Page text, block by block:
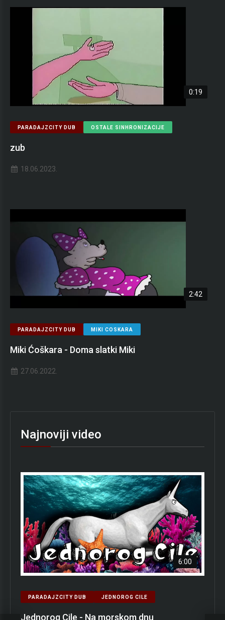
0:19
PARADAJZCITY DUB OSTALE SINHRONIZACIJE
zub
18.06.2023.
2:42
PARADAJZCITY DUB MIKI COSKARA
Miki Ćoškara - Doma slatki Miki
27.06.2022.
Najnoviji video
6:00
PARADAJZCITY DUB JEDNOROG CILE
Jednorog Cile - Na morskom dnu